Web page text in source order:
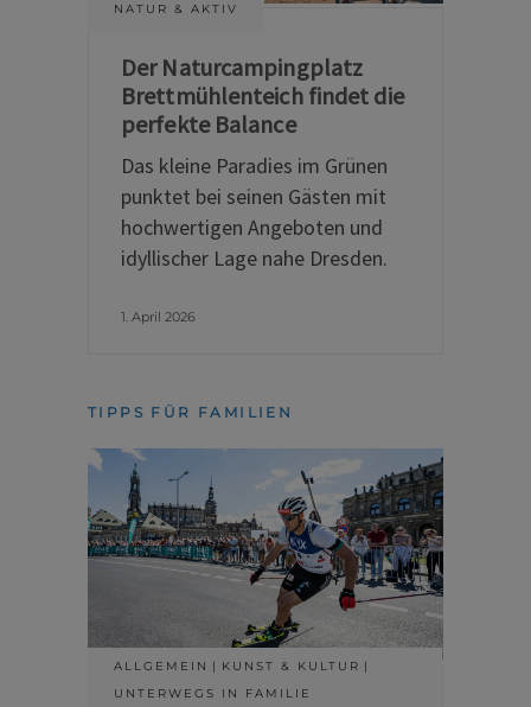
NATUR & AKTIV
Der Naturcampingplatz
Brettmühlenteich findet die
perfekte Balance
Das kleine Paradies im Grünen
punktet bei seinen Gästen mit
hochwertigen Angeboten und
idyllischer Lage nahe Dresden.
1. April 2026
TIPPS FÜR FAMILIEN
ALLGEMEIN
KUNST & KULTUR
UNTERWEGS IN FAMILIE